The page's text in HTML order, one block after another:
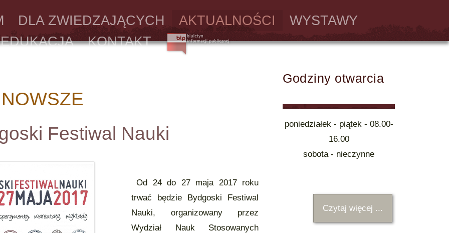
DLA ZWIEDZAJĄCYCH AKTUALNOŚCI
WYSTAWY
EDUKACJA
KONTAKT
Godziny otwarcia
poniedziałek - piątek - 08.00-
16.00
sobota - nieczynne
Czytaj więcej ...
Festiwal Nauki
Od 24 do 27 maja 2017 roku
trwać będzie Bydgoski Festiwal
Nauki, organizowany przez
Wydział Nauk Stosowanych